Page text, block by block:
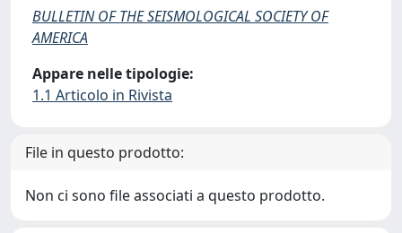
BULLETIN OF THE SEISMOLOGICAL SOCIETY OF
AMERICA
Appare nelle tipologie:
1.1 Articolo in Rivista
File in questo prodotto:
Non ci sono file associati a questo prodotto.